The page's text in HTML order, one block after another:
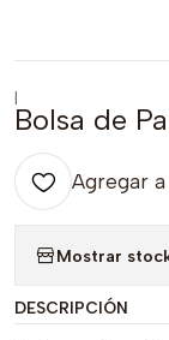
|
Bolsa de
Agregar
Mostrar
DESCRIPCIÓN